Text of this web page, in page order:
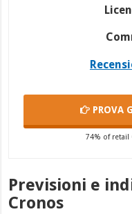
PROVA
74% of retail
Previsioni e
Cronos